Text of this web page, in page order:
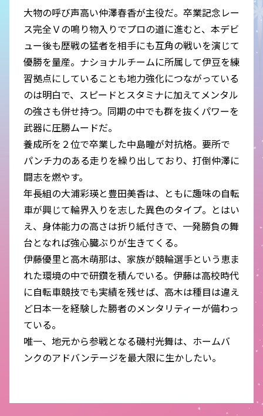
大物の呼び声高い仲澤春香が主役だ。卒業記念レー
ス完全Ｖの鳴り物入りでプロの道に進むと、本デビ
ュー後も歴戦の猛者を相手にも互角の戦いを演じて
優勝を量産。ナショナルチームに所属して伊豆を練
習拠点にしていることも地力強化につながっている
のは明白で、スピードとスタミナに加えてメンタル
の強さも併せ持つ。同期の中でも群を抜くパワーを
武器に圧勝ムードだ。
養成所を２位で卒業した中島瞳が対抗格。要所で
パンチ力のある走りを繰り出しており、打倒仲澤に
闘志を燃やす。
年長組の大浦彩瑛と豊田美香は、ともに趣味の自転
車が興じて輪界入りを志した異色のタイプ。とはい
え、身体能力の高さは折り紙付きで、一発勝負の舞
台となれば強心臓ぶりが生きてくる。
伊藤優里と高木萌那は、家族が競輪選手という恵ま
れた環境の中で研鑽を積んでいる。伊藤は高校時代
に自転車競技でも実績を残せば、高木は種目は違え
ど日本一を経験した勝者のメンタリティーが備わっ
ている。
唯一、地元から参戦となる磯村光舞は、ホームバ
ンクのアドバンテージを最大限に生かしたい。